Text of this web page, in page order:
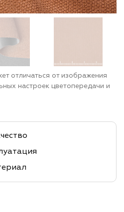
отличаться от изображения
настроек цветопередачи и